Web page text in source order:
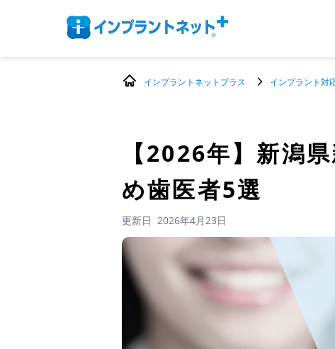
インプラントネットプラス インプラント対
【2026年】 新潟
め歯医者5選
更新日 2026年4月23日